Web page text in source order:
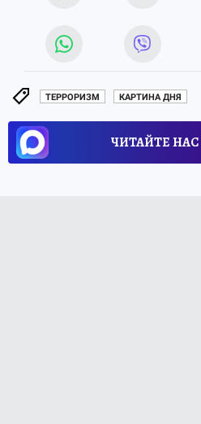
ТЕРРОРИЗМ КАРТИНА ДНЯ
ЧИТАЙТЕ